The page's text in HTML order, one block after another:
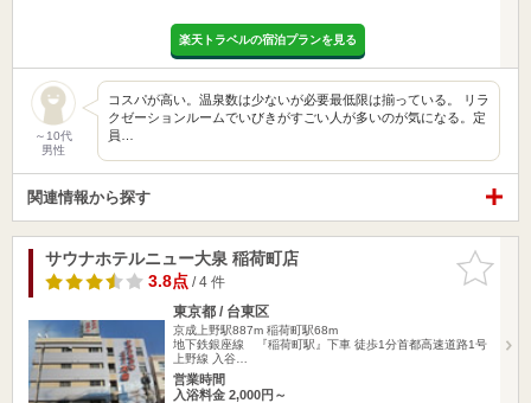
楽天トラベルの宿泊プランを見る
～10代
男性
コスパが高い。温泉数は少ないが必要最低限は揃っている。 リラ
クゼーションルームでいびきがすごい人が多いのが気になる。定
員…
関連情報から探す
お気に入
りに追加
サウナホテルニュー大泉 稲荷町店
3.8点/ 4 件
東京都 / 台東区
京成上野駅887m 稲荷町駅68m
地下鉄銀座線 『稲荷町駅』下車 徒歩1分首都高速道路1号
上野線 入谷…
営業時間
入浴料金 2,000円～